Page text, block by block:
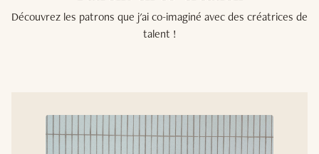
Découvrez les patrons que j'ai co-imaginé avec des créatrices de
talent !